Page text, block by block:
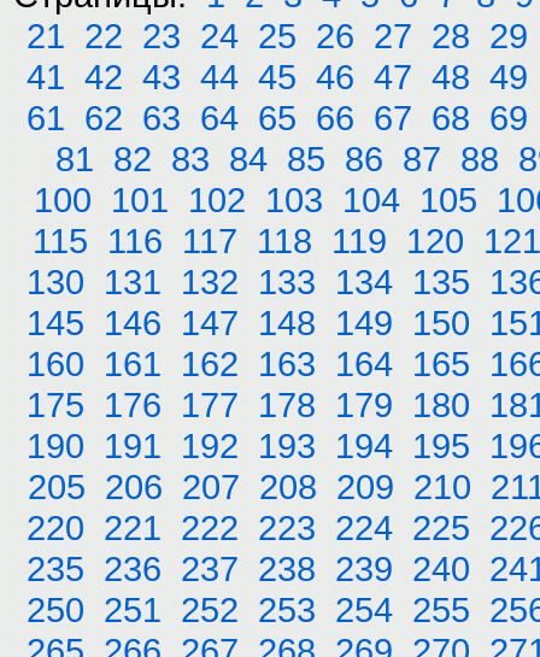
21 22 23 24 25 26 27 28 29
41 42 43 44 45 46 47 48 49
61 62 63 64 65 66 67 68 69
81 82 83 84 85 86 87 88
100 101 102 103 104 105
115 116 117 118 119 120 121
130 131 132 133 134 135
145 146 147 148 149 150
160 161 162 163 164 165
175 176 177 178 179 180
190 191 192 193 194 195
205 206 207 208 209 210
220 221 222 223 224 225
235 236 237 238 239 240
250 251 252 253 254 255